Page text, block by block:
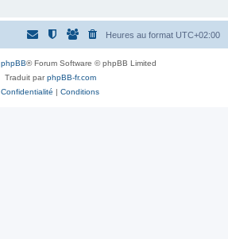
Heures au format UTC+02:00
phpBB® Forum Software © phpBB Limited
Traduit parphpBB-fr.com
Confidentialité | Conditions